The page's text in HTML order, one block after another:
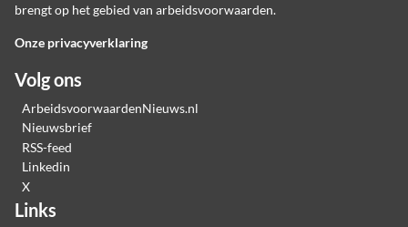
brengt op het gebied van arbeidsvoorwaarden.
Onze privacyverklaring
Volg ons
ArbeidsvoorwaardenNieuws.nl
Nieuwsbrief
RSS-feed
Linkedin
X
Links